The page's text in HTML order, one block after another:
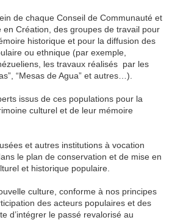
de chaque Conseil de Communauté et
en Création, des groupes de travail pour
historique et pour la diffusion des
ou ethnique (par exemple,
les travaux réalisés par les
“Mesas de Agua” et autres…).
issus de ces populations pour la
culturel et de leur mémoire
et autres institutions à vocation
le plan de conservation et de mise en
et historique populaire.
culture, conforme à nos principes
des acteurs populaires et des
d’intégrer le passé revalorisé au